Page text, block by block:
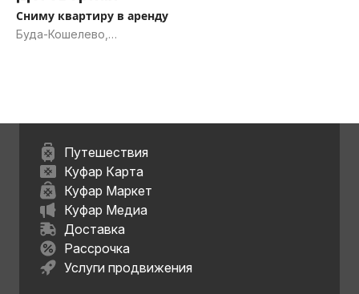
Сниму квартиру в аренду
Буда-Кошелево,
Путешествия
Куфар Карта
Куфар Маркет
Куфар Медиа
Доставка
Рассрочка
Услуги продвижения